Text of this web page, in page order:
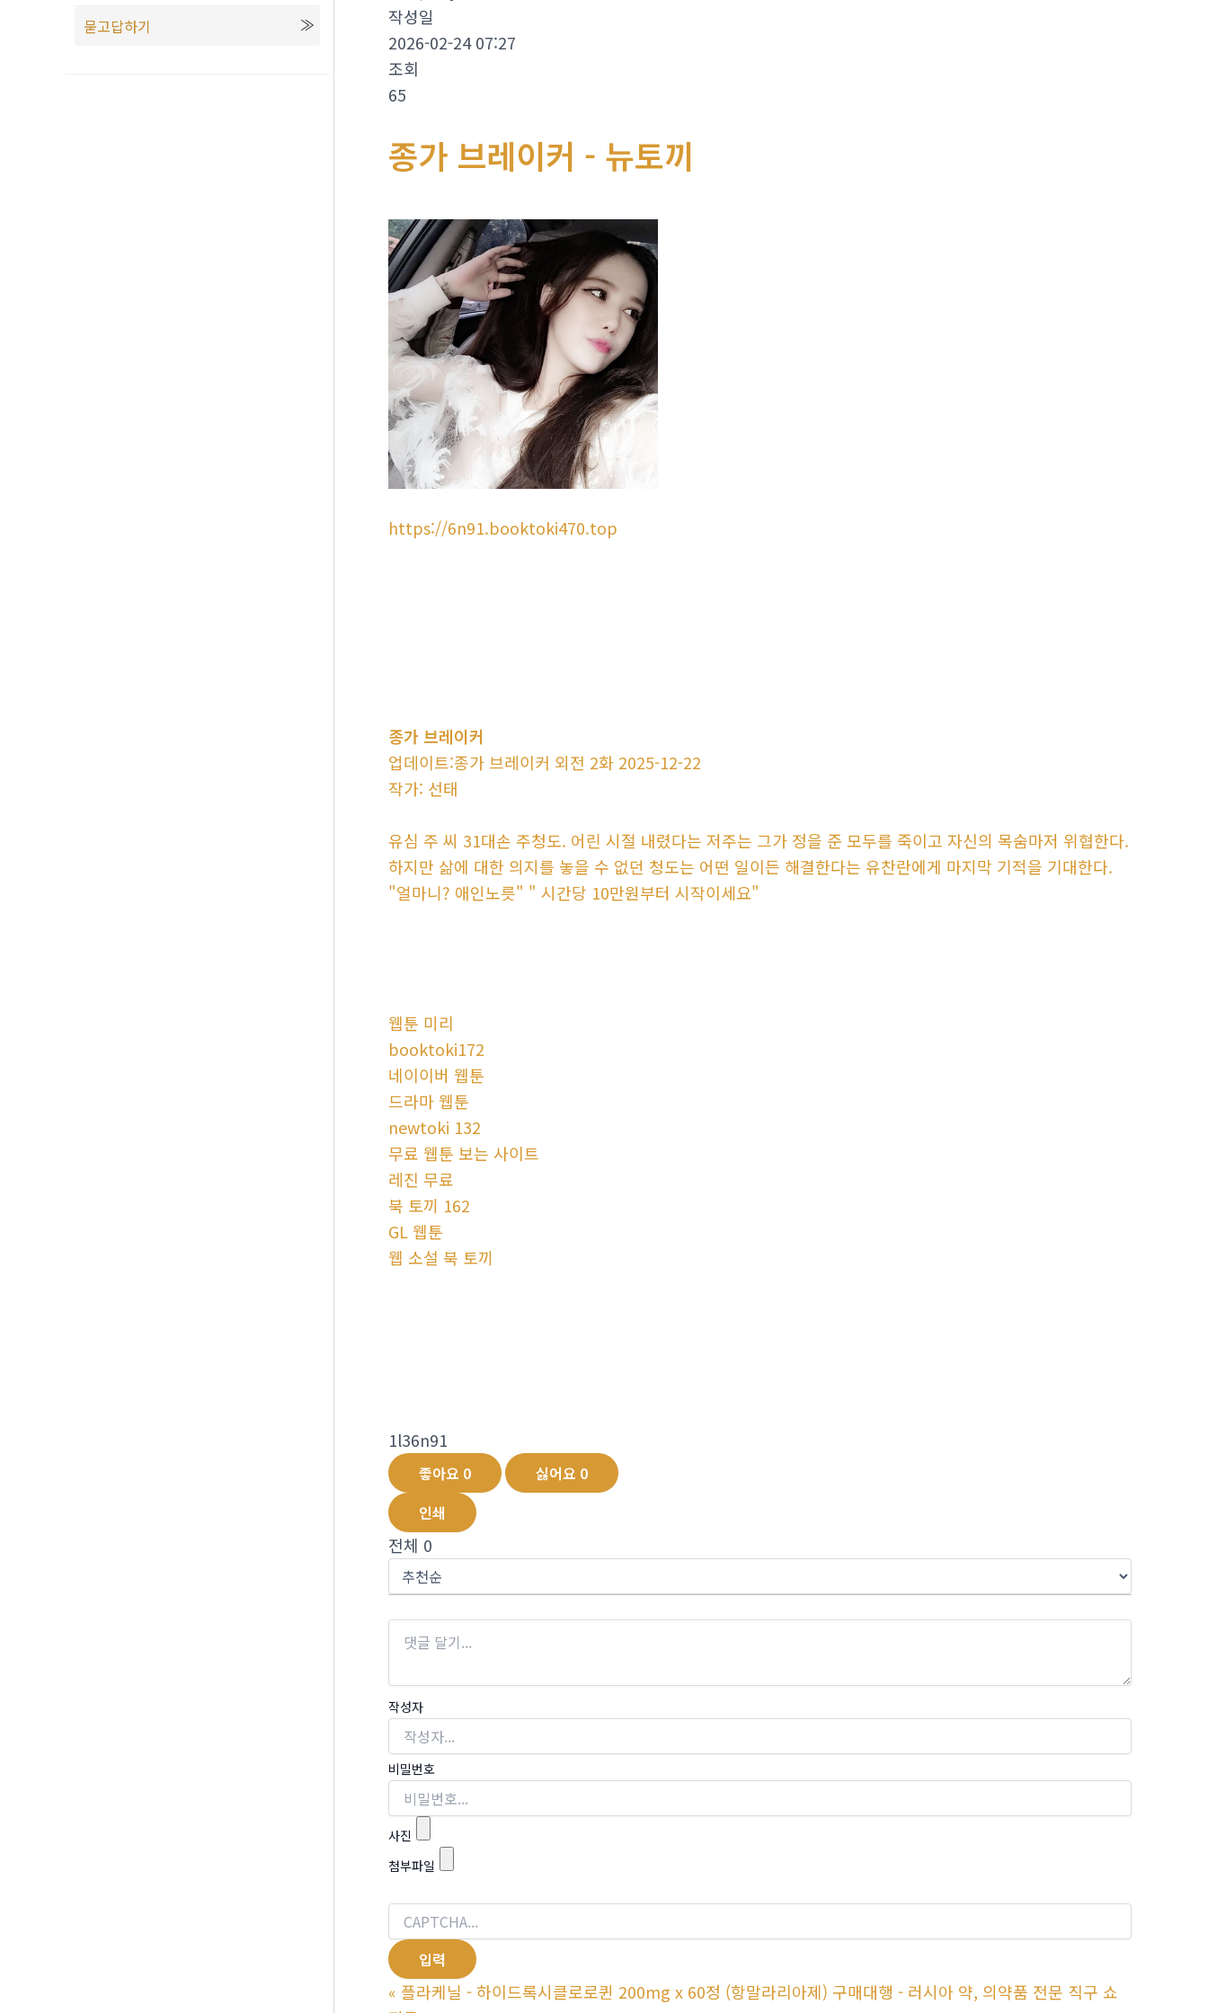
묻고답하기
작성일
2026-02-24 07:27
조회
65
종가 브레이커 - 뉴토끼
https://6n91.booktoki470.top
종가 브레이커
업데이트:종가 브레이커 외전 2화 2025-12-22
작가: 선태
유심 주 씨 31대손 주청도. 어린 시절 내렸다는 저주는 그가 정을 준 모두를 죽이고 자신의 목숨마저 위협한다.
하지만 삶에 대한 의지를 놓을 수 없던 청도는 어떤 일이든 해결한다는 유찬란에게 마지막 기적을 기대한다.
"얼마니? 애인노릇" " 시간당 10만원부터 시작이세요"
웹툰 미리
booktoki172
네이이버 웹툰
드라마 웹툰
newtoki 132
무료 웹툰 보는 사이트
레진 무료
북 토끼 162
GL 웹툰
웹 소설 북 토끼
1l36n91
좋아요 0 싫어요 0
인쇄
전체 0
작성자
비밀번호
사진
첨부파일
« 플라케닐 - 하이드록시클로로퀸 200mg x 60정 (항말라리아제) 구매대행 - 러시아 약, 의약품 전문 직구 쇼